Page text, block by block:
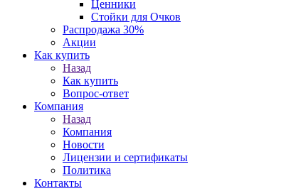
Ценники
Стойки для Очков
Распродажа 30%
Акции
Как купить
Назад
Как купить
Вопрос-ответ
Компания
Назад
Компания
Новости
Лицензии и сертификаты
Политика
Контакты